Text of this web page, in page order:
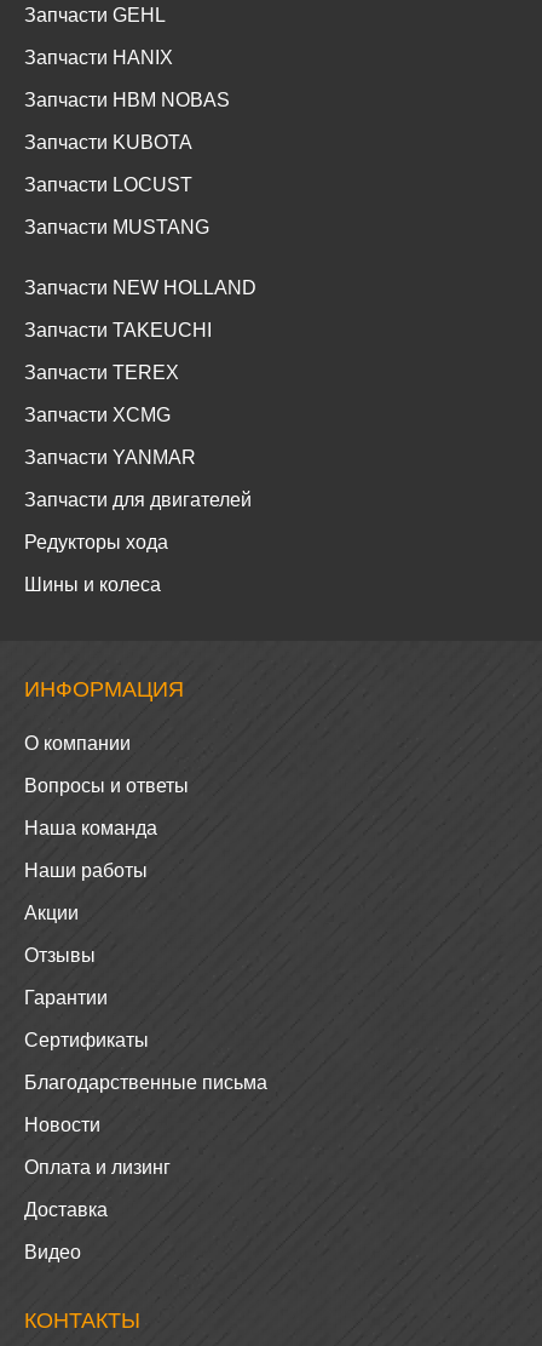
Запчасти GEHL
Запчасти HANIX
Запчасти HBM NOBAS
Запчасти KUBOTA
Запчасти LOCUST
Запчасти MUSTANG
Запчасти NEW HOLLAND
Запчасти TAKEUCHI
Запчасти TEREX
Запчасти XCMG
Запчасти YANMAR
Запчасти для двигателей
Редукторы хода
Шины и колеса
ИНФОРМАЦИЯ
О компании
Вопросы и ответы
Наша команда
Наши работы
Акции
Отзывы
Гарантии
Сертификаты
Благодарственные письма
Новости
Оплата и лизинг
Доставка
Видео
КОНТАКТЫ